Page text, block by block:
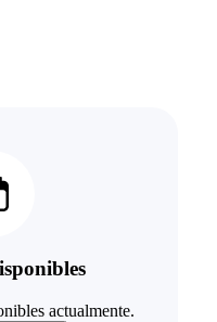
actualmente.